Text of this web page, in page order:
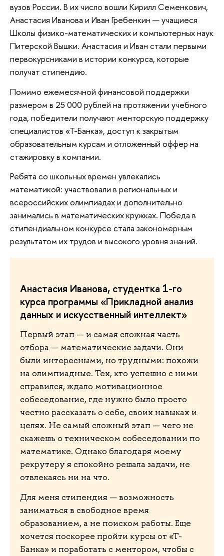
вузов России. В их число вошли Кирилл Семенкович,
Анастасия Иванова и Иван Гребенкин — учащиеся
Школы физико-математических и компьютерных наук
Питерской Вышки. Анастасия и Иван стали первыми
первокурсниками в истории конкурса, которые
получат стипендию.
Помимо ежемесячной финансовой поддержки
размером в 25 000 рублей на протяжении учебного
года, победители получают менторскую поддержку
специалистов «Т-Банка», доступ к закрытым
образовательным курсам и отложенный оффер на
стажировку в компании.
Ребята со школьных времен увлекались
математикой: участвовали в региональных и
всероссийских олимпиадах и дополнительно
занимались в математических кружках. Победа в
стипендиальном конкурсе стала закономерным
результатом их трудов и высокого уровня знаний.
Анастасия Иванова, студентка 1-го
курса программы «Прикладной анализ
данных и искусственный интеллект»
Первый этап — и самая сложная часть
отбора — математические задачи. Они
были интересными, но трудными: похожи
на олимпиадные. Тех, кто успешно с ними
справился, ждало мотивационное
собеседование, где нужно было просто
честно рассказать о себе, своих навыках и
целях. Не самый сложный этап — чего не
скажешь о техническом собеседовании по
математике. Однако благодаря моему
рекрутеру я спокойно решала задачи, не
отвлекаясь ни на что.
Для меня стипендия — возможность
заниматься в свободное время
образованием, а не поиском работы. Еще
хочется поскорее пройти курсы от «Т-
Банка» и поработать с ментором, чтобы с